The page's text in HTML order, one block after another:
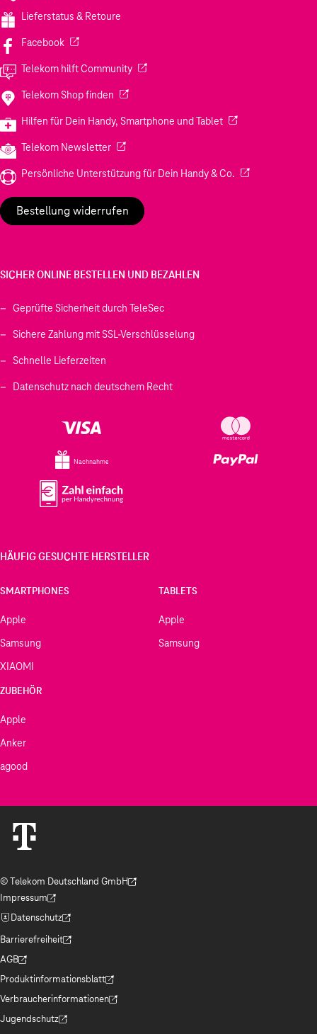
Lieferstatus & Retoure
Facebook(Wird in einem neuen Tab geöffnet)
Telekom hilft Community(Wird in einem neuen Tab geöffnet)
Telekom Shop finden (Wird in einem neuen Tab geöffnet)
Hilfen für Dein Handy, Smartphone und Tablet(Wird in einem
Telekom Newsletter(Wird in einem neuen Tab geöffnet)
Persönliche Unterstützung für Dein Handy & Co. (Wird in einem
Bestellung widerrufen
SICHER ONLINE BESTELLEN UND BEZAHLEN
Geprüfte Sicherheit durch TeleSec
Sichere Zahlung mit SSL-Verschlüsselung
Schnelle Lieferzeiten
Datenschutz nach deutschem Recht
Nachnahme
HÄUFIG GESUCHTE HERSTELLER
SMARTPHONES
Apple
Samsung
XIAOMI
TABLETS
Apple
Samsung
ZUBEHÖR
Apple
Anker
agood
© Telekom Deutschland GmbH
(Der Link wird in einem neuen Tab geöffnet)
Impressum
(Der Link wird in einem neuen Tab geöffnet)
Datenschutz
(Der Link wird in einem neuen Tab geöffnet)
Barrierefreiheit
(Der Link wird in einem neuen Tab geöffnet)
AGB
(Der Link wird in einem neuen Tab geöffnet)
Produktinformationsblatt
(Der Link wird in einem neuen Tab geöffnet)
Verbraucherinformationen
(Der Link wird in einem neuen Tab geöffnet)
Jugendschutz
(Der Link wird in einem neuen Tab geöffnet)